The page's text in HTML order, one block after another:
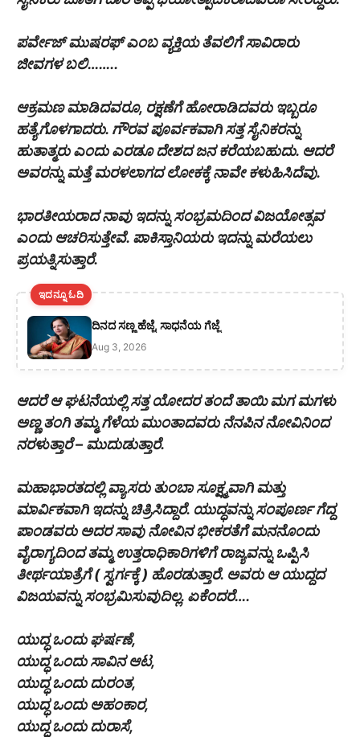
ಪರ್ವೇಜ್ ಮುಷರಫ್ ಎಂಬ ವ್ಯಕ್ತಿಯ ತೆವಲಿಗೆ ಸಾವಿರಾರು
ಜೀವಗಳ ಬಲಿ……..
ಆಕ್ರಮಣ ಮಾಡಿದವರೂ, ರಕ್ಷಣೆಗೆ ಹೋರಾಡಿದವರು ಇಬ್ಬರೂ
ಹತ್ಯೆಗೊಳಗಾದರು. ಗೌರವ ಪೂರ್ವಕವಾಗಿ ಸತ್ತ ಸೈನಿಕರನ್ನು
ಹುತಾತ್ಮರು ಎಂದು ಎರಡೂ ದೇಶದ ಜನ ಕರೆಯಬಹುದು. ಆದರೆ
ಅವರನ್ನು ಮತ್ತೆ ಮರಳಲಾಗದ ಲೋಕಕ್ಕೆ ನಾವೇ ಕಳುಹಿಸಿದೆವು.
ಭಾರತೀಯರಾದ ನಾವು ಇದನ್ನು ಸಂಭ್ರಮದಿಂದ ವಿಜಯೋತ್ಸವ
ಎಂದು ಆಚರಿಸುತ್ತೇವೆ. ಪಾಕಿಸ್ತಾನಿಯರು ಇದನ್ನು ಮರೆಯಲು
ಪ್ರಯತ್ನಿಸುತ್ತಾರೆ.
ಇದನ್ನೂ ಓದಿ
ದಿನದ ಸಣ್ಣ ಹೆಜ್ಜೆ, ಸಾಧನೆಯ ಗೆಜ್ಜೆ
Aug 3, 2026
ಆದರೆ ಆ ಘಟನೆಯಲ್ಲಿ ಸತ್ತ ಯೋದರ ತಂದೆ ತಾಯಿ ಮಗ ಮಗಳು
ಅಣ್ಣ ತಂಗಿ ತಮ್ಮ ಗೆಳೆಯ ಮುಂತಾದವರು ನೆನಪಿನ ನೋವಿನಿಂದ
ನರಳುತ್ತಾರೆ – ಮುದುಡುತ್ತಾರೆ.
ಮಹಾಭಾರತದಲ್ಲಿ ವ್ಯಾಸರು ತುಂಬಾ ಸೂಕ್ಷ್ಮವಾಗಿ ಮತ್ತು
ಮಾರ್ವಿಕವಾಗಿ ಇದನ್ನು ಚಿತ್ರಿಸಿದ್ದಾರೆ. ಯುದ್ಧವನ್ನು ಸಂಪೂರ್ಣ ಗೆದ್ದ
ಪಾಂಡವರು ಅದರ ಸಾವು ನೋವಿನ ಭೀಕರತೆಗೆ ಮನನೊಂದು
ವೈರಾಗ್ಯದಿಂದ ತಮ್ಮ ಉತ್ತರಾಧಿಕಾರಿಗಳಿಗೆ ರಾಜ್ಯವನ್ನು ಒಪ್ಪಿಸಿ
ತೀರ್ಥಯಾತ್ರೆಗೆ ( ಸ್ವರ್ಗಕ್ಕೆ ) ಹೊರಡುತ್ತಾರೆ. ಅವರು ಆ ಯುದ್ದದ
ವಿಜಯವನ್ನು ಸಂಭ್ರಮಿಸುವುದಿಲ್ಲ. ಏಕೆಂದರೆ….
ಯುದ್ಧ ಒಂದು ಘರ್ಷಣೆ,
ಯುದ್ಧ ಒಂದು ಸಾವಿನ ಆಟ,
ಯುದ್ಧ ಒಂದು ದುರಂತ,
ಯುದ್ಧ ಒಂದು ಅಹಂಕಾರ,
ಯುದ್ಧ ಒಂದು ದುರಾಸೆ,